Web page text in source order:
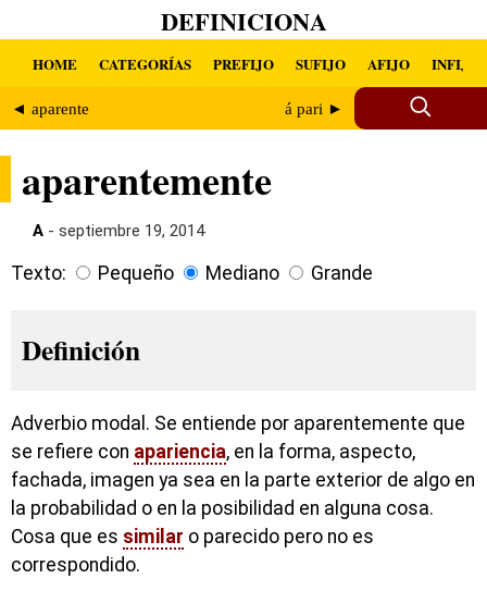
DEFINICIONA
HOME CATEGORÍAS PREFIJO SUFIJO AFIJO INFIJO
◄ aparente á pari ►
aparentemente
A - septiembre 19, 2014
Texto: Pequeño Mediano Grande
Definición
Adverbio modal. Se entiende por aparentemente que
se refiere con apariencia, en la forma, aspecto,
fachada, imagen ya sea en la parte exterior de algo en
la probabilidad o en la posibilidad en alguna cosa.
Cosa que es similar o parecido pero no es
correspondido.